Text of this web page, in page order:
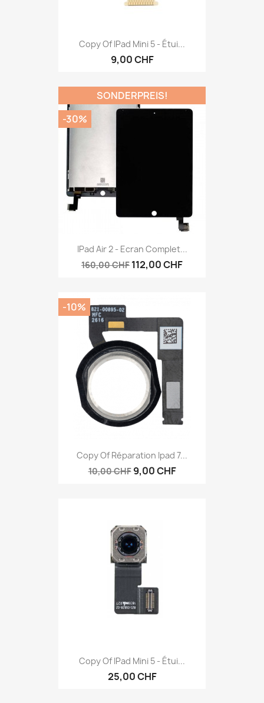
Copy Of IPad Mini 5 - Étui...
9,00 CHF
IPad Air 2 - Ecran Complet...
160,00 CHF 112,00 CHF
SONDERPREIS!
-30%
Copy Of Réparation Ipad 7...
10,00 CHF 9,00 CHF
-10%
Copy Of IPad Mini 5 - Étui...
25,00 CHF